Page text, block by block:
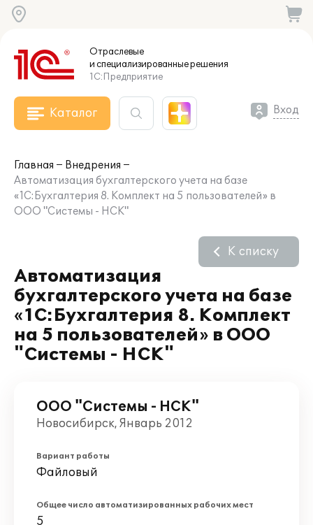
Отраслевые
и специализированныерешения
1С:Предприятие
Каталог Вход
Главная
Внедрения
Автоматизация бухгалтерского учета на базе
«1С:Бухгалтерия 8. Комплект на 5 пользователей» в
ООО "Системы - НСК"
Автоматизация
бухгалтерского учета на базе
«1С:Бухгалтерия 8. Комплект
на 5 пользователей» в ООО
"Системы - НСК"
К списку
ООО "Системы - НСК"
Новосибирск, Январь 2012
Вариант работы
Файловый
Общее число автоматизированных рабочих мест
5